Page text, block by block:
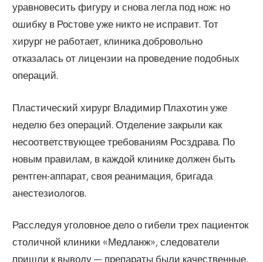
уравновесить фигуру и снова легла под нож: но
ошибку в Ростове уже никто не исправит. Тот
хирург не работает, клиника добровольно
отказалась от лицензии на проведение подобных
операций.
Пластический хирург Владимир Плахотин уже
неделю без операций. Отделение закрыли как
несоответствующее требованиям Росздрава. По
новым правилам, в каждой клинике должен быть
рентген-аппарат, своя реанимация, бригада
анестезиологов.
Расследуя уголовное дело о гибели трех пациенток
столичной клиники «Медланж», следователи
пришли к выводу — препараты были качественные,